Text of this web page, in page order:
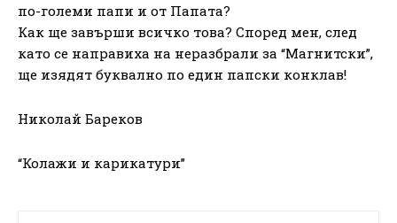
по-големи папи и от Папата?
Как ще завърши всичко това? Според мен, след
като се направиха на неразбрали за “Магнитски”,
ще изядят буквално по един папски конклав!
Николай Бареков
“Колажи и карикатури”